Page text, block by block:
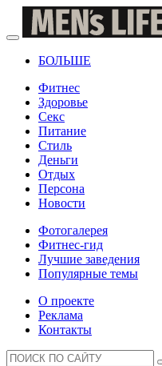
БОЛЬШЕ
Фитнес
Здоровье
Секс
Питание
Стиль
Деньги
Отдых
Персона
Новости
Фотогалерея
Фитнес-гид
Лучшие заведения
Популярные темы
О проекте
Реклама
Контакты